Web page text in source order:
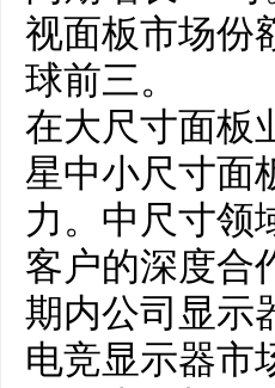
视面板市场份
球前三。
在大尺寸面板
星中小尺寸面
力。中尺寸领
客户的深度合
期内公司显示
电竞显示器市